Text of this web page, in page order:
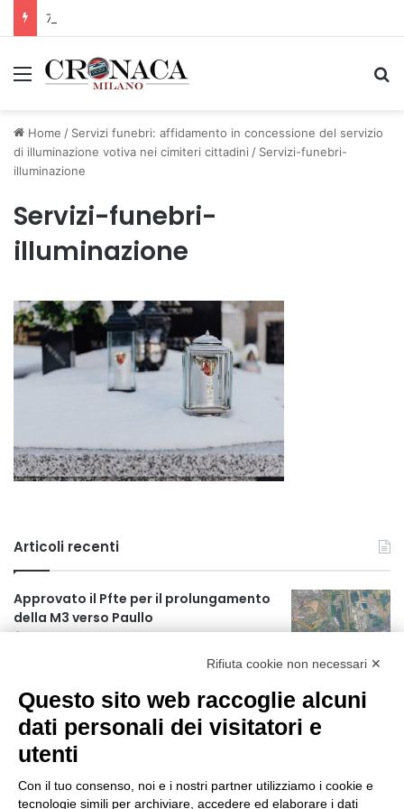
Menu
Home / Servizi funebri: affidamento in concessione del servizio
di illuminazione votiva nei cimiteri cittadini / Servizi-funebri-
illuminazione
Servizi-funebri-
illuminazione
Articoli recenti
Approvato il Pfte per il prolungamento
della M3 verso Paullo
futuro della ricerca in fisica
fondamentale in Italia
2 ore fa
Milano Aiuta Estate, 1600 prestazioni di
assistenza attivate
3 ore fa
Rifiuta cookie non necessari ✕
Questo sito web raccoglie alcuni
dati personali dei visitatori e
utenti
Con il tuo consenso, noi e i nostri partner utilizziamo i cookie e
tecnologie simili per archiviare, accedere ed elaborare i dati